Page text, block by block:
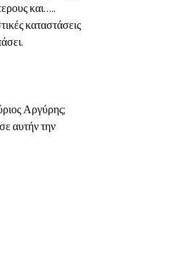
και…..
καταστάσεις
Αργύρης;
αυτήν την